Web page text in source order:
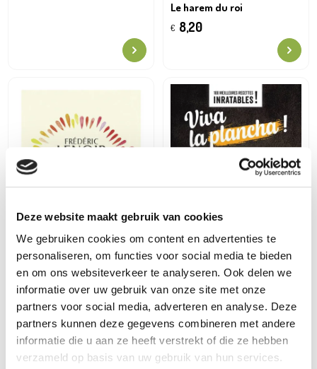
Deze website maakt gebruik van cookies
We gebruiken cookies om content en advertenties te
personaliseren, om functies voor social media te bieden
en om ons websiteverkeer te analyseren. Ook delen we
informatie over uw gebruik van onze site met onze
partners voor social media, adverteren en analyse. Deze
partners kunnen deze gegevens combineren met andere
informatie die u aan ze heeft verstrekt of die ze hebben
verzameld op basis van uw gebruik van hun services.
Le harem du roi
€ 8,20
Le désir, une philosophie
€7,90
Viva la plancha !
5,99